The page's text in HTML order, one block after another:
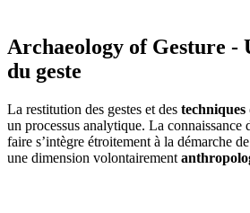
Archaeology of Gesture -
du geste
La restitution des gestes et des techniques
un processus analytique. La connaissance
faire s’intègre étroitement à la démarche
une dimension volontairement